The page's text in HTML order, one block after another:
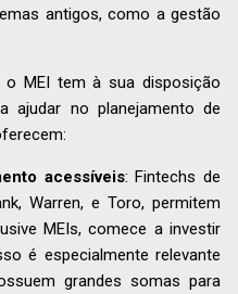
antigos, como a gestão
MEI tem à sua disposição
ajudar no planejamento de
acessíveis: Fintechs de
Warren, e Toro, permitem
MEIs, comece a investir
é especialmente relevante
grandes somas para